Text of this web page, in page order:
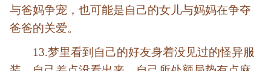
与爸妈争宠，也可能是自己的女儿与妈妈在争夺
爸爸的关爱。
13.梦里看到自己的好友身着没见过的怪异服